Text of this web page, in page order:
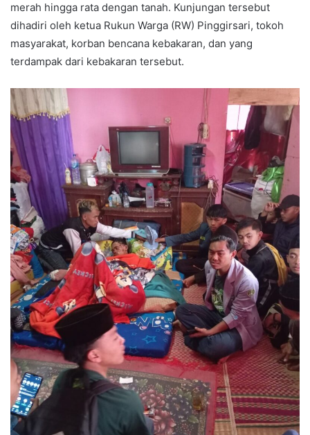
merah hingga rata dengan tanah. Kunjungan tersebut
dihadiri oleh ketua Rukun Warga (RW) Pinggirsari, tokoh
masyarakat, korban bencana kebakaran, dan yang
terdampak dari kebakaran tersebut.